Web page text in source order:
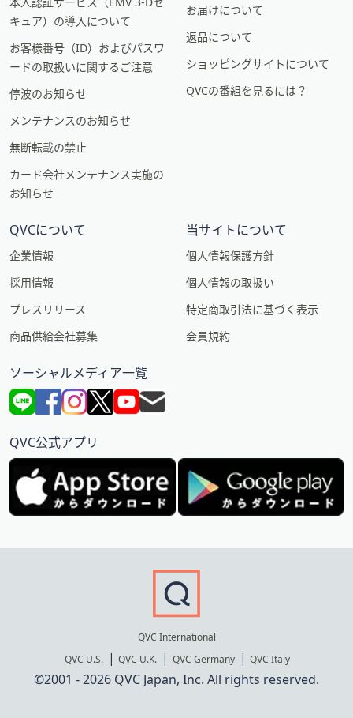
キュア）の導入について
お客様番号（ID）およびパスワ
ードの取扱いに関するご注意
停波のお知らせ
メンテナンスのお知らせ
無断転載の禁止
カード会社メンテナンス実施の
お知らせ
お届けについて
返品について
ショッピングサイトについて
QVCの番組を見るには？
QVCについて
企業情報
採用情報
プレスリリース
商品供給会社募集
当サイトについて
個人情報保護方針
個人情報の取扱い
特定商取引法に基づく表示
会員規約
ソーシャルメディア一覧
QVC公式アプリ
QVC International
QVC U.S.
QVC U.K. QVC Germany QVC Italy
©2001 - 2026 QVC Japan, Inc. All rights reserved.